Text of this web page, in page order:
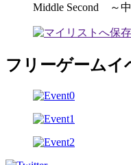
Middle Second ～
フリーゲームイ